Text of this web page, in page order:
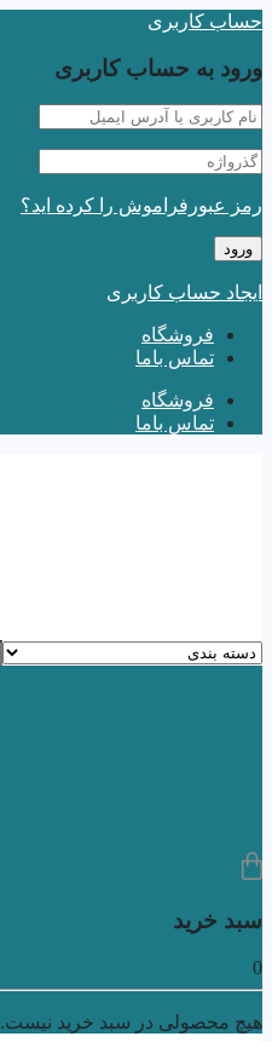
حساب کاربری
ورود به حساب کاربری
رمز عبورفراموش را کرده اید؟
ایجاد حساب کاربری
فروشگاه
تماس باما
فروشگاه
تماس باما
سبد خرید
0
هیچ محصولی در سبد خرید نیست.